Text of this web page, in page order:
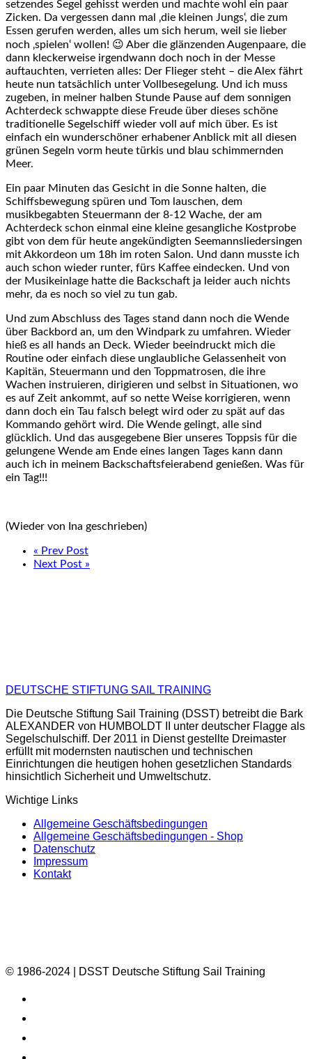
setzendes Segel gehisst werden und machte wohl ein paar
Zicken. Da vergessen dann mal ‚die kleinen Jungs‘, die zum
Essen gerufen werden, alles um sich herum, weil sie lieber
noch ‚spielen‘ wollen! 😉 Aber die glänzenden Augenpaare, die
dann kleckerweise irgendwann doch noch in der Messe
auftauchten, verrieten alles: Der Flieger steht – die Alex fährt
heute nun tatsächlich unter Vollbesegelung. Und ich muss
zugeben, in meiner halben Stunde Pause auf dem sonnigen
Achterdeck schwappte diese Freude über dieses schöne
traditionelle Segelschiff wieder voll auf mich über. Es ist
einfach ein wunderschöner erhabener Anblick mit all diesen
grünen Segeln vorm heute türkis und blau schimmernden
Meer.
Ein paar Minuten das Gesicht in die Sonne halten, die
Schiffsbewegung spüren und Tom lauschen, dem
musikbegabten Steuermann der 8-12 Wache, der am
Achterdeck schon einmal eine kleine gesangliche Kostprobe
gibt von dem für heute angekündigten Seemannsliedersingen
mit Akkordeon um 18h im roten Salon. Und dann musste ich
auch schon wieder runter, fürs Kaffee eindecken. Und von
der Musikeinlage hatte die Backschaft ja leider auch nichts
mehr, da es noch so viel zu tun gab.
Und zum Abschluss des Tages stand dann noch die Wende
über Backbord an, um den Windpark zu umfahren. Wieder
hieß es all hands an Deck. Wieder beeindruckt mich die
Routine oder einfach diese unglaubliche Gelassenheit von
Kapitän, Steuermann und den Toppmatrosen, die ihre
Wachen instruieren, dirigieren und selbst in Situationen, wo
es auf Zeit ankommt, auf so nette Weise korrigieren, wenn
dann doch ein Tau falsch belegt wird oder zu spät auf das
Kommando gehört wird. Die Wende gelingt, alle sind
glücklich. Und das ausgegebene Bier unseres Toppsis für die
gelungene Wende am Ende eines langen Tages kann dann
auch ich in meinem Backschaftsfeierabend genießen. Was für
ein Tag!!!
(Wieder von Ina geschrieben)
« Prev Post
Next Post »
DEUTSCHE STIFTUNG SAIL TRAINING
Die Deutsche Stiftung Sail Training (DSST) betreibt die Bark
ALEXANDER von HUMBOLDT II unter deutscher Flagge als
Segelschulschiff. Der 2011 in Dienst gestellte Dreimaster
erfüllt mit modernsten nautischen und technischen
Einrichtungen die heutigen hohen gesetzlichen Standards
hinsichtlich Sicherheit und Umweltschutz.
Wichtige Links
Allgemeine Geschäftsbedingungen
Allgemeine Geschäftsbedingungen - Shop
Datenschutz
Impressum
Kontakt
© 1986-2024 | DSST Deutsche Stiftung Sail Training